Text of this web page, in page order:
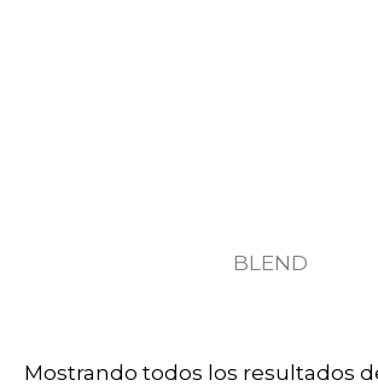
BLEND
Mostrando todos los resultados